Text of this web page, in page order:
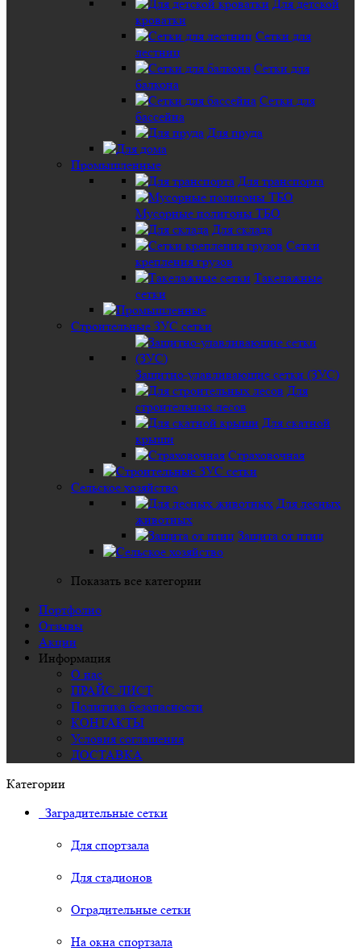
Для детской
кроватки
Сетки для
лестниц
Сетки для
балкона
Сетки для
бассейна
Для пруда
Промышленные
Для транспорта
Мусорные полигоны ТБО
Для склада
Сетки
крепления грузов
Такелажные
сетки
Строительные ЗУС сетки
Защитно-улавливающие сетки (ЗУС)
Для
строительных лесов
Для скатной
крыши
Страховочная
Сельское хозяйство
Для лесных
животных
Защита от птиц
Показать все категории
Портфолио
Отзывы
Акции
Информация
О нас
ПРАЙС ЛИСТ
Политика безопасности
КОНТАКТЫ
Условия соглашения
ДОСТАВКА
Категории
Заградительные сетки
Для спортзала
Для стадионов
Оградительные сетки
На окна спортзала